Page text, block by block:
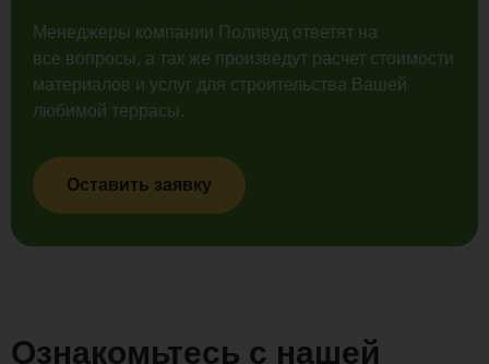
Менеджеры компании Поливуд ответят на
все вопросы, а так же произведут расчет стоимости
материалов и услуг для строительства Вашей
любимой террасы.
Оставить заявку
Ознакомьтесь с нашей